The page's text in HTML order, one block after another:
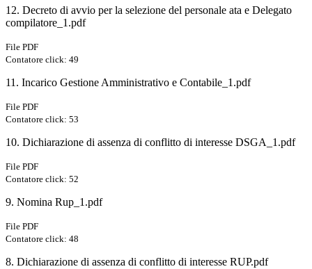
12. Decreto di avvio per la selezione del personale ata e Delegato
compilatore_1.pdf
File PDF
Contatore click: 49
11. Incarico Gestione Amministrativo e Contabile_1.pdf
File PDF
Contatore click: 53
10. Dichiarazione di assenza di conflitto di interesse DSGA_1.pdf
File PDF
Contatore click: 52
9. Nomina Rup_1.pdf
File PDF
Contatore click: 48
8. Dichiarazione di assenza di conflitto di interesse RUP.pdf